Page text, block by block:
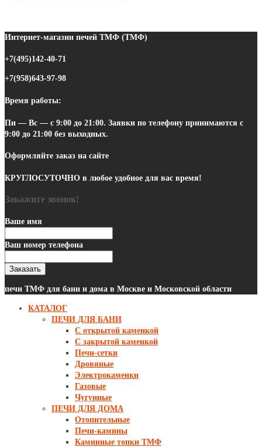
Интернет-магазин печей ТМФ (ТМФ)
+7(495)142-40-71
+7(958)643-97-98
Время работы:
Пн — Вс — с 9:00 до 21:00. Заявки по телефону принимаются с
9:00 до 21:00 без выходных.
Оформляйте заказ на сайте
КРУГЛОСУТОЧНО в любое удобное для вас время!
Закажите звонок!
Ваше имя
Ваш номер телефона
Заказать
печи ТМФ для бани и дома в Москве и Московской области
КАТАЛОГ
ПЕЧИ ДЛЯ БАНИ
С открытой каменкой
С закрытой каменкой
Печи-сетки
Дровяные
Электрокаменки
Газовые
Чугунные
ПЕЧИ ДЛЯ ДОМА
Отопительные
Печи-камины
Каминные топки ТМФ